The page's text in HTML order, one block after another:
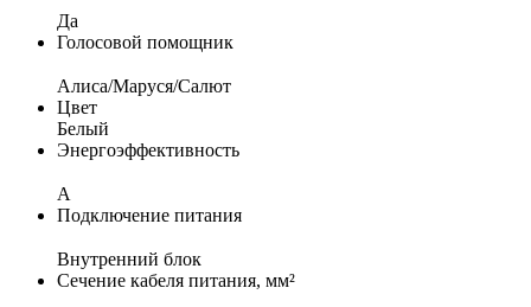
Да
Голосовой помощник
Алиса/Маруся/Салют
Цвет
Белый
Энергоэффективность
A
Подключение питания
Внутренний блок
Сечение кабеля питания, мм²